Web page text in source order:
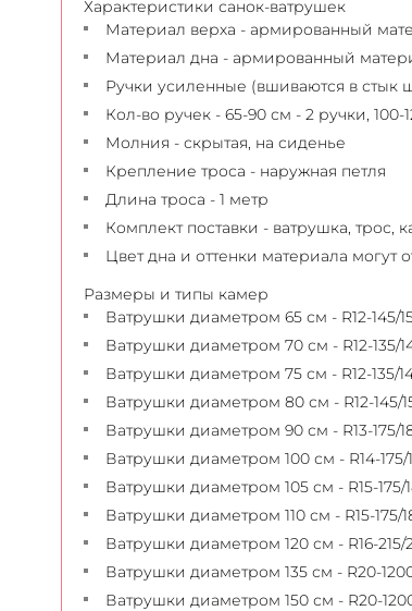
Характеристики санок-ватрушек
Материал верха - армированный
Материал дна - армированный
Ручки усиленные (вшиваются в стык
Кол-во ручек - 65-90 см - 2 ручки, 100-
Молния - скрытая, на сиденье
Крепление троса - наружная петля
Длина троса - 1 метр
Комплект поставки - ватрушка, трос,
Цвет дна и оттенки материала могут
Размеры и типы камер
Ватрушки диаметром 65 см - R12-145/
Ватрушки диаметром 70 см - R12-135/
Ватрушки диаметром 75 см - R12-135/
Ватрушки диаметром 80 см - R12-145/
Ватрушки диаметром 90 см - R13-175/
Ватрушки диаметром 100 см - R14-
Ватрушки диаметром 105 см - R15-
Ватрушки диаметром 110 см - R15-
Ватрушки диаметром 120 см - R16-
Ватрушки диаметром 135 см - R20-
Ватрушки диаметром 150 см - R20-